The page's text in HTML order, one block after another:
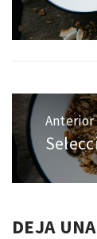
de
entradas
Anterior
Entrada
anterior:
DEJA